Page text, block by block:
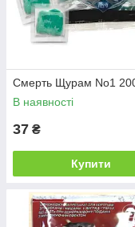
Смерть Щурам No1
В наявності
37 ₴
Купити